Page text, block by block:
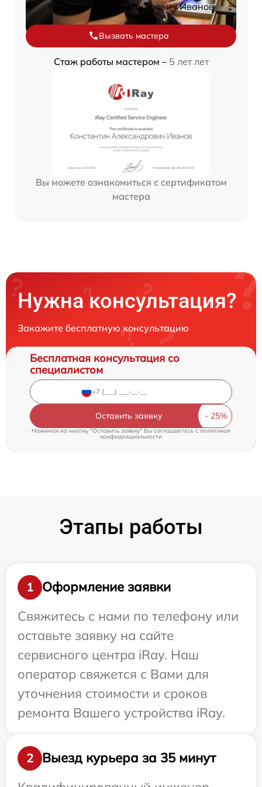
Константин Александрович Иванов
Вызвать мастера
Стаж работы мастером – 5 лет лет
Вы можете ознакомиться с сертификатом
мастера
Нужна консультация?
Закажите бесплатную консультацию
Бесплатная консультация со
специалистом
Оставить заявку
Нажимая на кнопку "Оставить заявку" Вы соглашаетесь cполитикой
конфиденциальности
Этапы работы
1
Оформление заявки
Свяжитесь с нами по телефону или
оставьте заявку на сайте
сервисного центра iRay. Наш
оператор свяжется с Вами для
уточнения стоимости и сроков
ремонта Вашего устройства iRay.
2
Выезд курьера за 35 минут